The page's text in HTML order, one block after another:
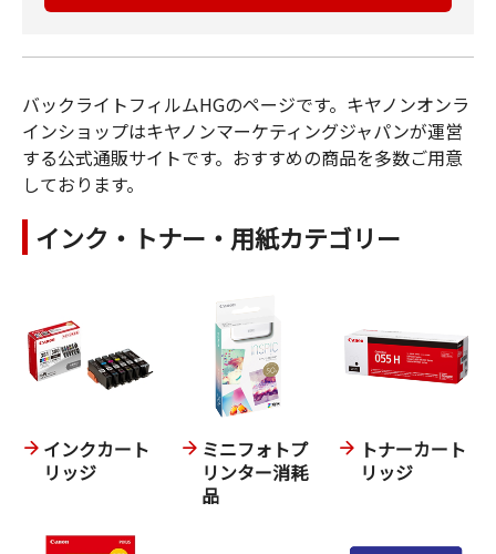
バックライトフィルムHGのページです。キヤノンオンラ
インショップはキヤノンマーケティングジャパンが運営
する公式通販サイトです。おすすめの商品を多数ご用意
しております。
インク・トナー・用紙カテゴリー
インクカート
リッジ
ミニフォトプ
リンター消耗
品
トナーカート
リッジ